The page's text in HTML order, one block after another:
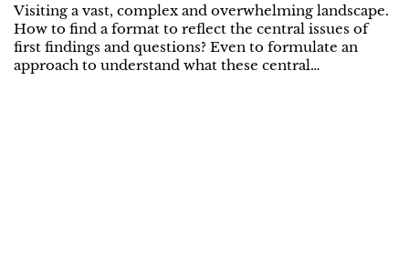
Visiting a vast, complex and overwhelming landscape.
How to find a format to reflect the central issues of
first findings and questions? Even to formulate an
approach to understand what these central…